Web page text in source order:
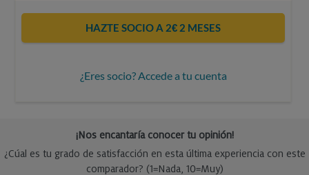
HAZTE SOCIO A 2€ 2 MESES
¿Eres socio? Accede a tu cuenta